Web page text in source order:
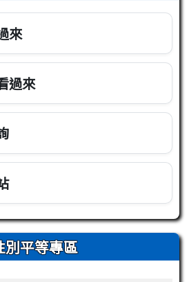
來
過來
別平等專區